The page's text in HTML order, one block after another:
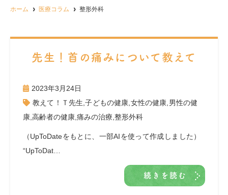
ホーム 医療コラム 整形外科
先生！首の痛みについて教えて
2023年3月24日
教えて！Ｔ先生 ,子どもの健康 女性の健康 男性の健
康 高齢者の健康 痛みの治療 整形外科
（UpToDateをもとに、一部AIを使って作成しました）
“UpToDat…
続きを読む